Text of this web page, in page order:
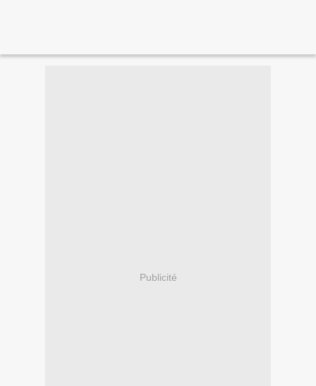
Publicité